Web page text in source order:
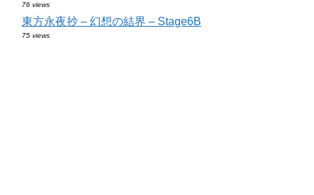
76 views
東方永夜抄 – 幻想の結界 – Stage6B
75 views